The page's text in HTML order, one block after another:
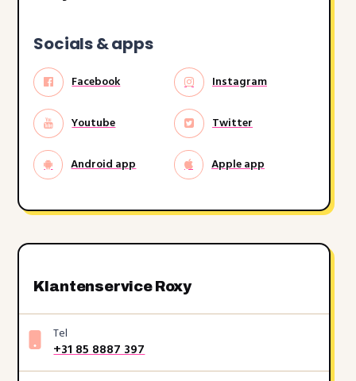
Socials & apps
Facebook Instagram
Youtube Twitter
Android app Apple app
Klantenservice Roxy
Tel
+31 85 8887 397